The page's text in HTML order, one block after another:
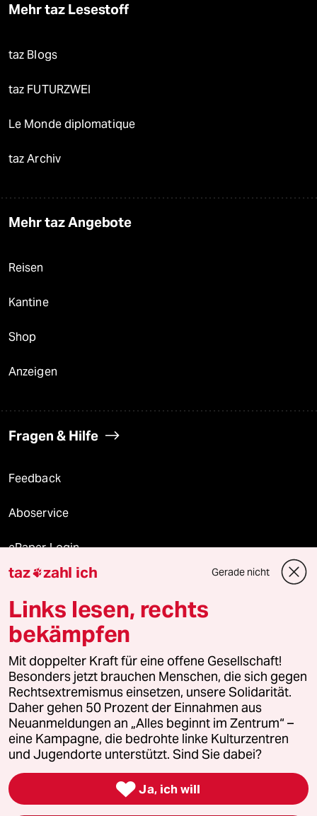
Mehr taz Lesestoff
taz Blogs
taz FUTURZWEI
Le Monde diplomatique
taz Archiv
Mehr taz Angebote
Reisen
Kantine
Shop
Anzeigen
Fragen & Hilfe
Feedback
Aboservice
ePaper Login
Downloads für Abonnierende
© 2026 taz Verlags und Vertriebs GmbH
Alle Rechte vorbehalten. Bei rechtlichen Fragen oder für Genehmigungen
wenden Sie sich bitte an lizenzen@taz.de
Feedback Redaktionsstatut Kommune-Richtlinien
Leitlinie Informant Datenschutz Impressum AGB
Seitenwende Einwilligungen widerrufen (Ads)
taz zahl ich Gerade nicht
Links lesen, rechts
bekämpfen
Mit doppelter Kraft für eine offene Gesellschaft!
Besonders jetzt brauchen Menschen, die sich gegen
Rechtsextremismus einsetzen, unsere Solidarität.
Daher gehen 50 Prozent der Einnahmen aus
Neuanmeldungen an „Alles beginnt im Zentrum“ –
eine Kampagne, die bedrohte linke Kulturzentren
und Jugendorte unterstützt. Sind Sie dabei?
 Ja, ich will